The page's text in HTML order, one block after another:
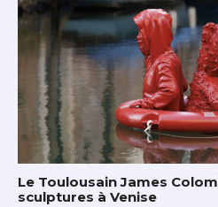
Le Toulousain James
sculptures à Venise